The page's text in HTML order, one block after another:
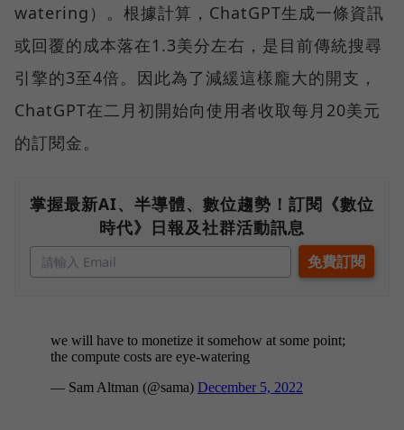
watering）。根據計算，ChatGPT生成一條資訊
或回覆的成本落在1.3美分左右，是目前傳統搜尋
引擎的3至4倍。因此為了減緩這樣龐大的開支，
ChatGPT在二月初開始向使用者收取每月20美元
的訂閱金。
掌握最新AI、半導體、數位趨勢！訂閱《數位
時代》日報及社群活動訊息